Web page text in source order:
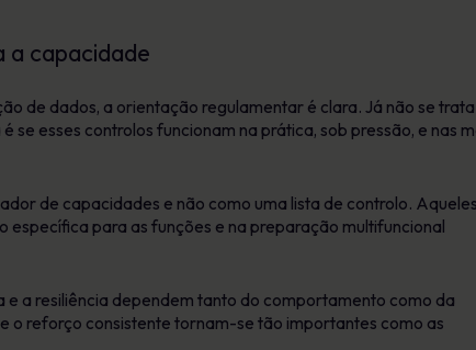
a capacidade
de dados, a orientação regulamentar é clara. Já não se
esses controlos funcionam na prática, sob pressão, e nas
de capacidades e não como uma lista de controlo. Aqueles
para as funções e na preparação multifuncional
a resiliência dependem tanto do comportamento como da
o reforço consistente tornam-se tão importantes como as